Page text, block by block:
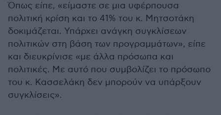
Όπως είπε, «είμαστε σε μια υφέρπουσα
πολιτική κρίση και το 41% του κ. Μητσοτάκη
δοκιμάζεται. Υπάρχει ανάγκη συγκλίσεων
πολιτικών στη βάση των προγραμμάτων», είπε
και διευκρίνισε «με άλλα πρόσωπα και
πολιτικές. Με αυτό που συμβολίζει το πρόσωπο
του κ. Κασσελάκη δεν μπορούν να υπάρξουν
συγκλίσεις».